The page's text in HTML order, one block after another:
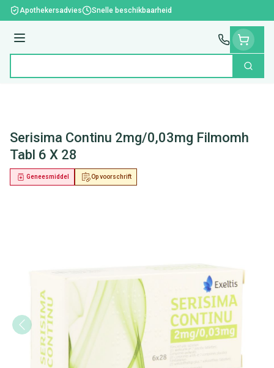
Ga naar de inhoud
Apothekersadvies Snelle beschikbaarheid
Menu
Zoek
Serisima Continu 2mg/0,03mg Filmomh
Tabl 6 X 28
Op voorschrift
Geneesmiddel